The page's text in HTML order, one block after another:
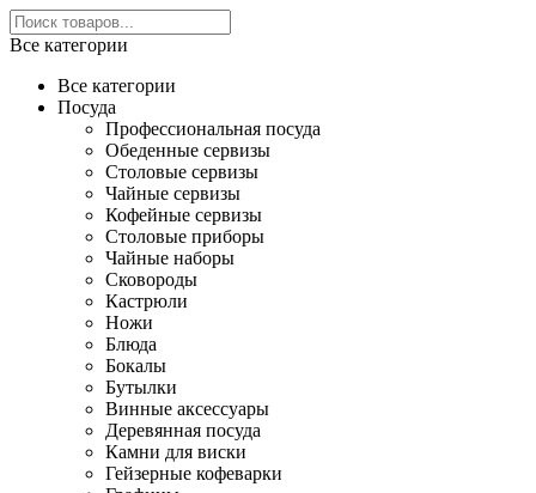
Все категории
Все категории
Посуда
Профессиональная посуда
Обеденные сервизы
Столовые сервизы
Чайные сервизы
Кофейные сервизы
Столовые приборы
Чайные наборы
Сковороды
Кастрюли
Ножи
Блюда
Бокалы
Бутылки
Винные аксессуары
Деревянная посуда
Камни для виски
Гейзерные кофеварки